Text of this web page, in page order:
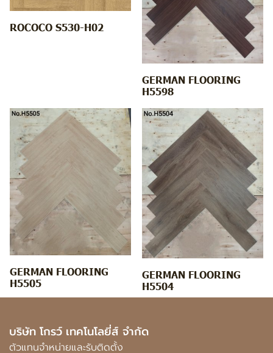
ROCOCO S530-H02
GERMAN FLOORING
H5598
GERMAN FLOORING
H5505
GERMAN FLOORING
H5504
บริษัท โกรว์ เทคโนโลยี่ส์ จำกัด
ตัวแทนจำหน่ายและรับติดตั้ง